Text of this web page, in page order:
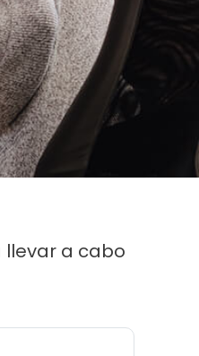
llevar a cabo